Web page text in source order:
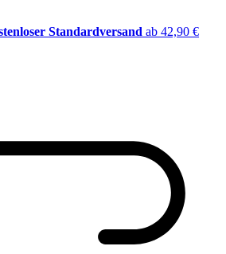
Standardversand ab 42,90 €